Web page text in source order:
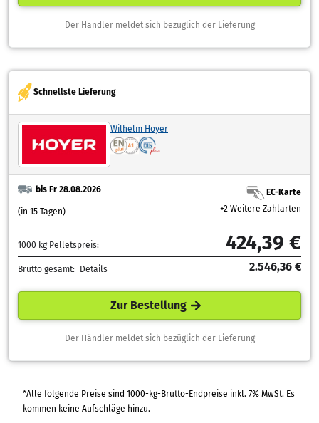
Der Händler meldet sich bezüglich der Lieferung
Schnellste Lieferung
Wilhelm Hoyer
bis Fr 28.08.2026
(in 15 Tagen)
EC-Karte
+2 Weitere Zahlarten
1000 kg Pelletspreis: 424,39 €
Brutto gesamt: Details 2.546,36 €
Zur Bestellung
Der Händler meldet sich bezüglich der Lieferung
*Alle folgende Preise sind 1000-kg-Brutto-Endpreise inkl. 7% MwSt. Es
kommen keine Aufschläge hinzu.